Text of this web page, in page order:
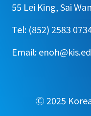
및
접
55 Lei King, Sai
Tel: (852) 2583
Email:
Ⓒ 2025